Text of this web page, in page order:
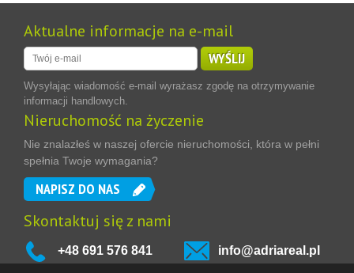
Aktualne informacje na e-mail
WYŚLIJ
Wysyłając wiadomość e-mail wyrażasz zgodę na otrzymywanie
informacji handlowych.
Nieruchomość na życzenie
Nie znalazłeś w naszej ofercie nieruchomości, która w pełni
spełnia Twoje wymagania?
NAPISZ DO NAS
Skontaktuj się z nami
+48 691 576 841 info@adriareal.pl